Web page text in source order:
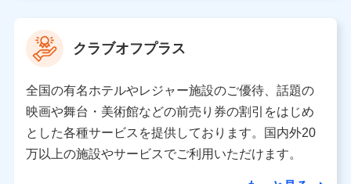
上記に係る案内・手続き・管理等付帯業務を行うため
【当該個人データの管理について責任を有する者の名称・住
所・代表者名】
当該個人データを取り扱う各共同利用者（詳細は次のとお
り）
東京都千代田区永田町2丁目11番1号 山王パークタワー
株式会社NTTドコモ 代表取締役社長 前田 義晃
クラブオフプラス
全国の有名ホテルやレジャー施設のご優待、話題の
映画や舞台・美術館などの前売り券の割引をはじめ
とした各種サービスを提供しております。国内外20
万以上の施設やサービスでご利用いただけます。